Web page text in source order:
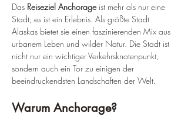
Das Reiseziel Anchorage ist mehr als nur eine
Stadt; es ist ein Erlebnis. Als größte Stadt
Alaskas bietet sie einen faszinierenden Mix aus
urbanem Leben und wilder Natur. Die Stadt ist
nicht nur ein wichtiger Verkehrsknotenpunkt,
sondern auch ein Tor zu einigen der
beeindruckendsten Landschaften der Welt.
Warum Anchorage?